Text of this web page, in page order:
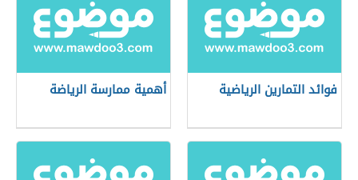
فوائد التمارين الرياضية أهمية ممارسة الرياضة